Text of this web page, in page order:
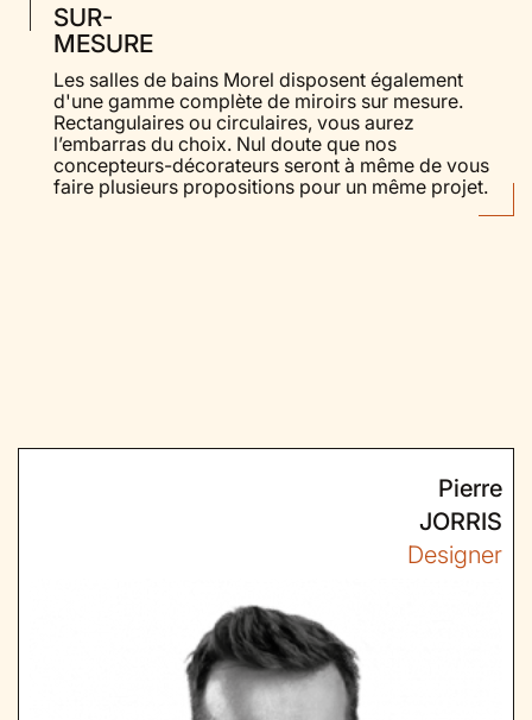
SUR-
MESURE
Les salles de bains Morel disposent également
d'une gamme complète de miroirs sur mesure.
Rectangulaires ou circulaires, vous aurez
l’embarras du choix. Nul doute que nos
concepteurs-décorateurs seront à même de vous
faire plusieurs propositions pour un même projet.
Pierre
JORRIS
Designer